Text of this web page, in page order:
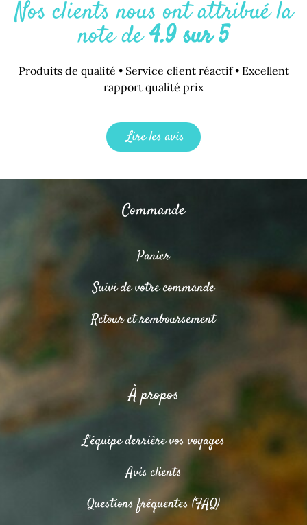
Nos clients nous ont attribué la
note de4.9 sur 5
Produits de qualité • Service client réactif • Excellent
rapport qualité prix
Lire les avis
Commande
Panier
Suivi de votre commande
Retour et remboursement
À propos
L’équipe derrière vos voyages
Avis clients
Questions fréquentes (FAQ)